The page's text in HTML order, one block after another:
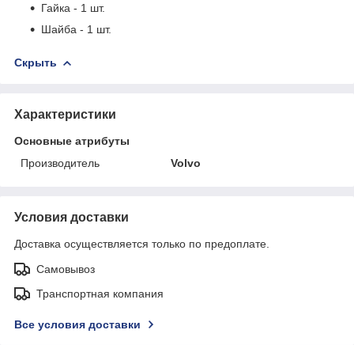
Гайка - 1 шт.
Шайба - 1 шт.
Скрыть
Характеристики
Основные атрибуты
Производитель
Volvo
Условия доставки
Доставка осуществляется только по предоплате.
Самовывоз
Транспортная компания
Все условия доставки